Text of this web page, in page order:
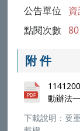
公告單位 資
點閱次數 80
附 件
動辦法
下載說明：要